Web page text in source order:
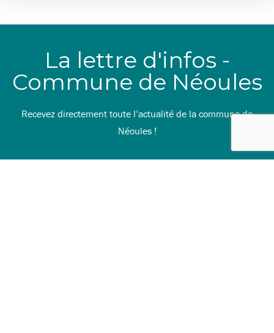
La lettre d'infos -
Commune de Néoules
Recevez directement toute l’actualité de la commune de
Néoules !